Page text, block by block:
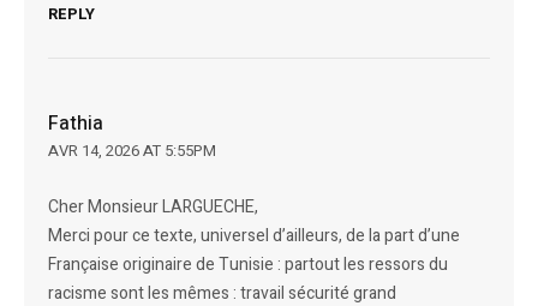
REPLY
Fathia
AVR 14, 2026 AT 5:55PM
Cher Monsieur LARGUECHE,
Merci pour ce texte, universel d’ailleurs, de la part d’une
Française originaire de Tunisie : partout les ressors du
racisme sont les mêmes : travail sécurité grand